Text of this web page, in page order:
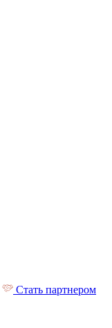
Стать партнером